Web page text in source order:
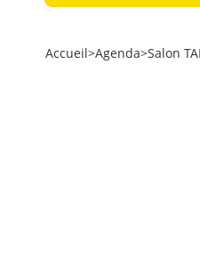
Accueil>Agenda>Salon